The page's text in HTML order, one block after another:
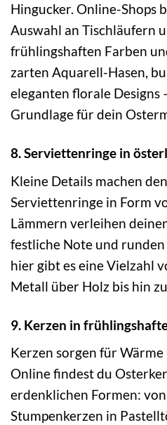
Hingucker. Online-Shops
Auswahl an Tischläufern
frühlingshaften Farben
zarten Aquarell-Hasen,
eleganten florale Designs
Grundlage für dein
8. Serviettenringe in
Kleine Details machen
Serviettenringe in Form
Lämmern verleihen
festliche Note und runden
hier gibt es eine Vielzahl
Metall über Holz bis hin
9. Kerzen in
Kerzen sorgen für
Online findest du
erdenklichen Formen:
Stumpenkerzen in